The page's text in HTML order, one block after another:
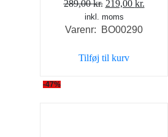
289,00kr. Den
oprindelige
pris
289,00 kr..
219,00 kr.
inkl. moms
Varenr: BO00290
Tilføj til kurv
-47%